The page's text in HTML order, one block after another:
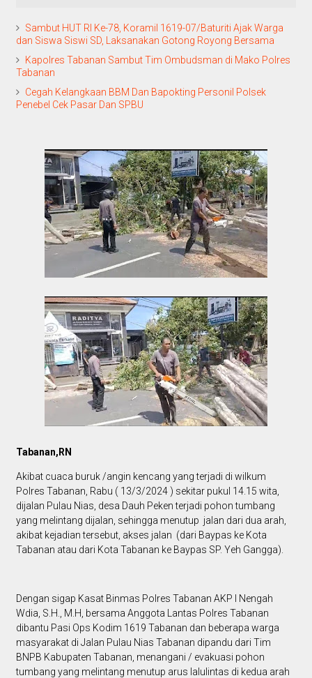
Sambut HUT RI Ke-78, Koramil 1619-07/Baturiti Ajak Warga
dan Siswa Siswi SD, Laksanakan Gotong Royong Bersama
Kapolres Tabanan Sambut Tim Ombudsman di Mako Polres
Tabanan
Cegah Kelangkaan BBM Dan Bapokting Personil Polsek
Penebel Cek Pasar Dan SPBU
Tabanan,RN
Akibat cuaca buruk /angin kencang yang terjadi di wilkum
Polres Tabanan, Rabu ( 13/3/2024 ) sekitar pukul 14.15 wita,
dijalan Pulau Nias, desa Dauh Peken terjadi pohon tumbang
yang melintang dijalan, sehingga menutup jalan dari dua arah,
akibat kejadian tersebut, akses jalan (dari Baypas ke Kota
Tabanan atau dari Kota Tabanan ke Baypas SP. Yeh Gangga).
Dengan sigap Kasat Binmas Polres Tabanan AKP I Nengah
Wdia, S.H., M.H, bersama Anggota Lantas Polres Tabanan
dibantu Pasi Ops Kodim 1619 Tabanan dan beberapa warga
masyarakat di Jalan Pulau Nias Tabanan dipandu dari Tim
BNPB Kabupaten Tabanan, menangani / evakuasi pohon
tumbang yang melintang menutup arus lalulintas di kedua arah